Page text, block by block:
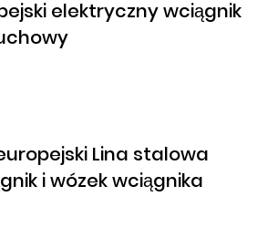
elektryczny wciągnik
Lina stalowa
i wózek wciągnika